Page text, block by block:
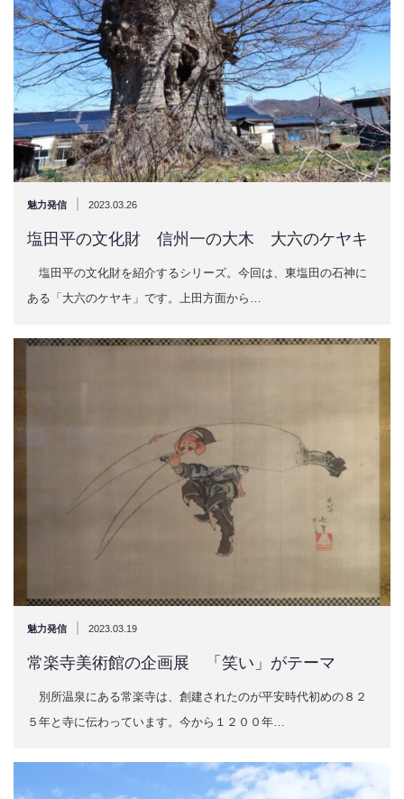
魅力発信 2023.03.26
塩田平の文化財 信州一の大木 大六のケヤキ
塩田平の文化財を紹介するシリーズ。今回は、東塩田の石神に
ある「大六のケヤキ」です。上田方面から…
魅力発信 2023.03.19
常楽寺美術館の企画展 「笑い」がテーマ
別所温泉にある常楽寺は、創建されたのが平安時代初めの８２
５年と寺に伝わっています。今から１２００年…